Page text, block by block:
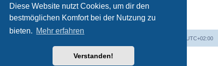
Diese Website nutzt Cookies, um dir den
bestmöglichen Komfort bei der Nutzung zu
bieten. Mehr erfahren
Verstanden!
Die Suche ergab 122 Treffer 1 2 3 4
UTC+02:00
Powered byphpBB® Forum Software © phpBB Limited
phpBB.de